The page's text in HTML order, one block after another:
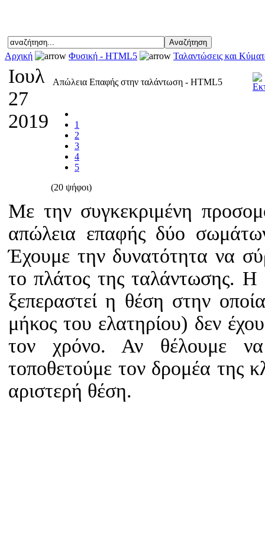
Αρχική Φυσική - HTML5 Ταλαντώσεις και
Ιουλ
27
2019
Απώλεια Επαφής στην ταλάντωση - HTML5
1
2
3
4
5
(20 ψήφοι)
Με την συγκεκριμένη
απώλεια επαφής δύο
Έχουμε την δυνατότητα να
το πλάτος της ταλάντωσης.
ξεπεραστεί η θέση στην
μήκος του ελατηρίου) δεν
τον χρόνο. Αν θέλουμε να
τοποθετούμε τον δρομέα της
αριστερή θέση.